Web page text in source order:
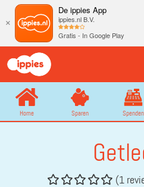
×
De ippies App
ippies.nl B.V.
Gratis - In Google Play
Home Sparen Spenden
(1